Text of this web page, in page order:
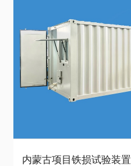
内蒙古项目铁损试验装置